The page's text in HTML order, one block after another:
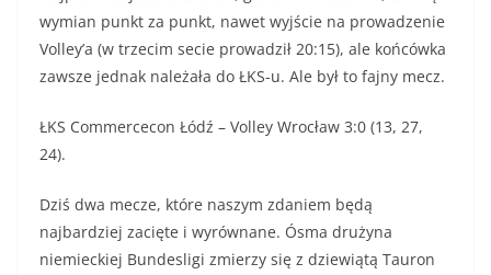
wymian punkt za punkt, nawet wyjście na prowadzenie
Volley’a (w trzecim secie prowadził 20:15), ale końcówka
zawsze jednak należała do ŁKS-u. Ale był to fajny mecz.
ŁKS Commercecon Łódź – Volley Wrocław 3:0 (13, 27,
24).
Dziś dwa mecze, które naszym zdaniem będą
najbardziej zacięte i wyrównane. Ósma drużyna
niemieckiej Bundesligi zmierzy się z dziewiątą Tauron